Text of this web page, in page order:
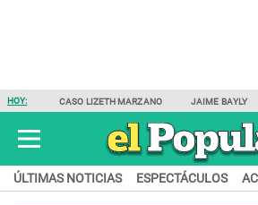
HOY: CASO LIZETH MARZANO JAIME BAYLY
ÚLTIMAS NOTICIAS ESPECTÁCULOS